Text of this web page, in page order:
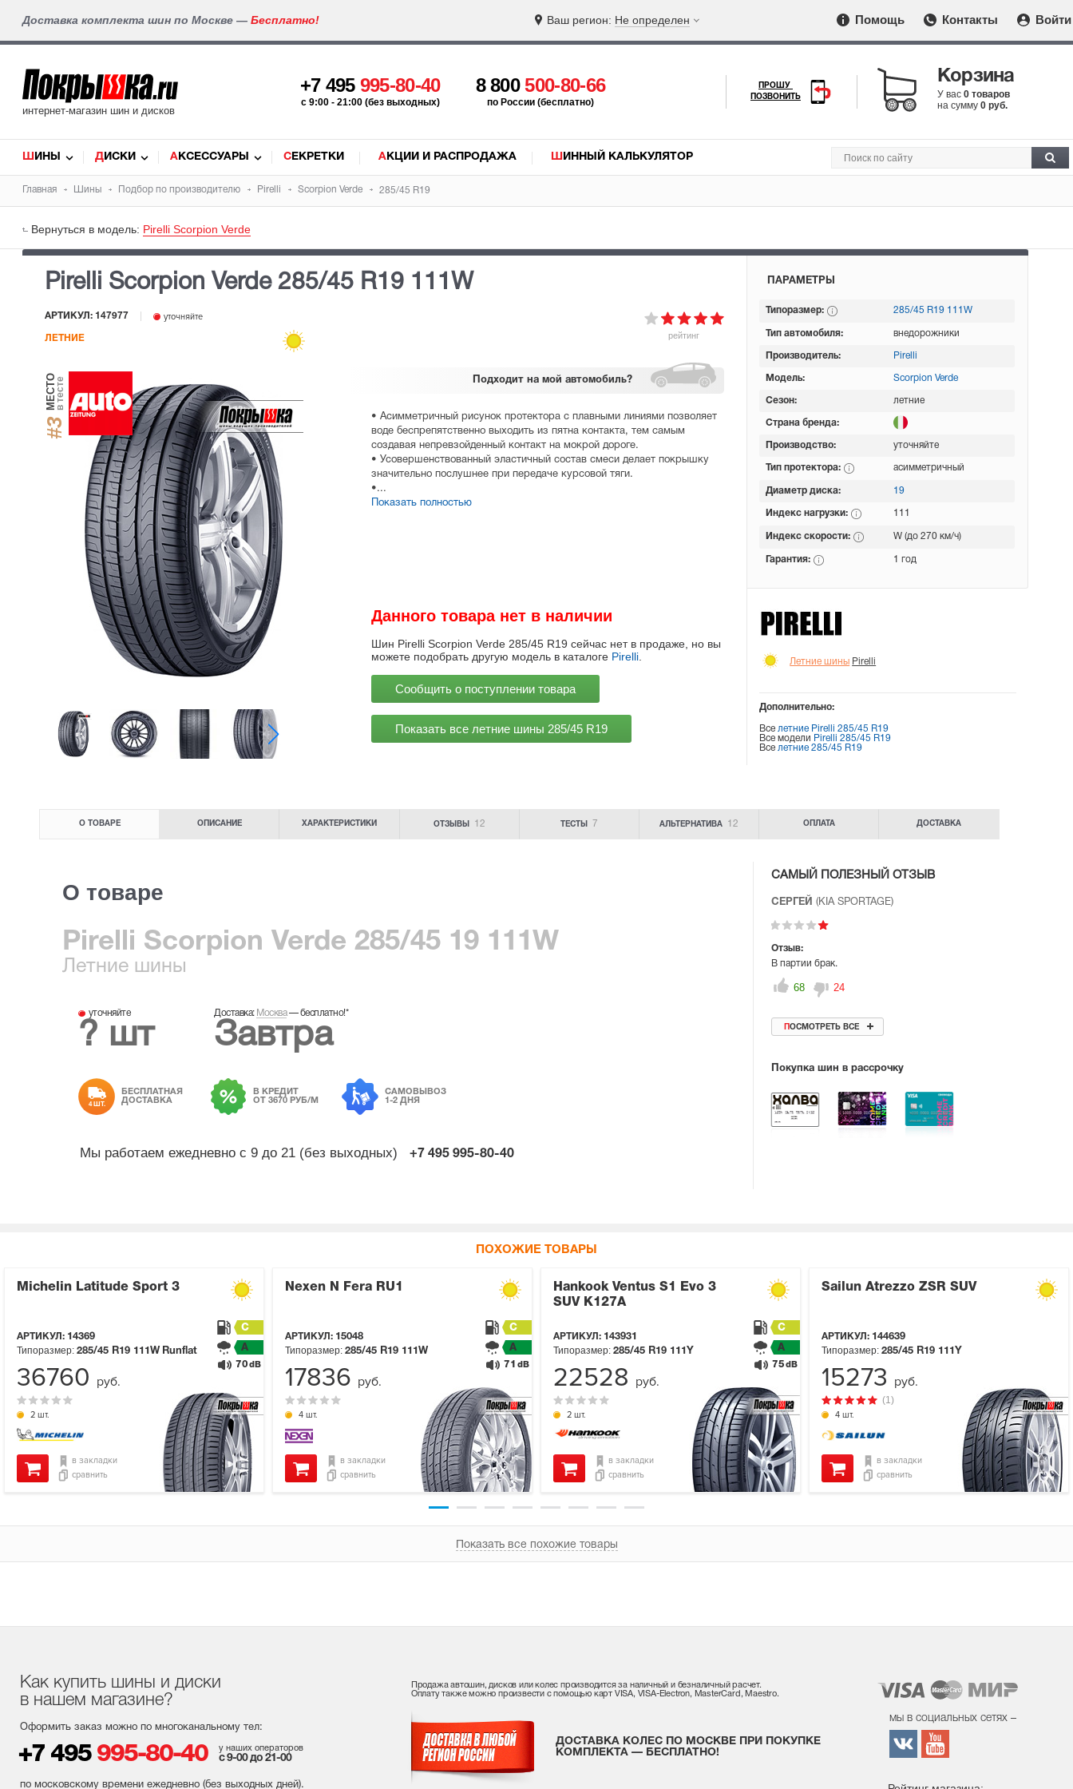
Доставка комплекта шин по Москве — Бесплатно! Ваш регион: Не определен Помощь Контакты Войти
интернет-магазин шин и дисков
+7 495 995-80-40
c 9:00 - 21:00 (без выходных)
8 800500-80-66
по России (бесплатно)
ПРОШУ
ПОЗВОНИТЬ
Корзина
У вас 0 товаров
на сумму 0 руб.
ШИНЫ ДИСКИ АКСЕССУАРЫ СЕКРЕТКИ АКЦИИ И РАСПРОДАЖА ШИННЫЙ КАЛЬКУЛЯТОР
Главная Шины Подбор по производителю Pirelli Scorpion Verde 285/45 R19
Вернуться в модель: Pirelli Scorpion Verde
Pirelli Scorpion Verde 285/45 R19 111W
рейтинг
АРТИКУЛ: 147977 уточняйте
ЛЕТНИЕ
#3
МЕСТОв тесте Подходит на мой автомобиль?
• Асимметричный рисунок протектора с плавными линиями позволяет
воде беспрепятственно выходить из пятна контакта, тем самым
создавая непревзойденный контакт на мокрой дороге.
• Усовершенствованный эластичный состав смеси делает покрышку
значительно послушнее при передаче курсовой тяги.
•...
Показать полностью
Данного товара нет в наличии
Шин Pirelli Scorpion Verde 285/45 R19 сейчас нет в продаже, но вы
можете подобрать другую модель в каталоге Pirelli.
Сообщить о поступлении товара
Показать все летние шины 285/45 R19
ПАРАМЕТРЫ
Типоразмер: 285/45 R19 111W
Тип автомобиля: внедорожники
Производитель: Pirelli
Модель: Scorpion Verde
Сезон: летние
Страна бренда:
Производство: уточняйте
Тип протектора: асимметричный
Диаметр диска: 19
Индекс нагрузки: 111
Индекс скорости: W (до 270 км/ч)
Гарантия: 1 год
Летние шины Pirelli
Дополнительно:
Все летние Pirelli 285/45 R19
Все модели Pirelli 285/45 R19
Все летние 285/45 R19
О ТОВАРЕ ОПИСАНИЕ ХАРАКТЕРИСТИКИ ОТЗЫВЫ 12 ТЕСТЫ 7 АЛЬТЕРНАТИВА 12 ОПЛАТА ДОСТАВКА
О товаре
Pirelli Scorpion Verde 285/45 19 111W
Летние шины
уточняйте
? шт
Доставка: Москва—бесплатно!*
Завтра
4 ШТ.
БЕСПЛАТНАЯ
ДОСТАВКА
В КРЕДИТ
ОТ 3670 РУБ/М
САМОВЫВОЗ
1-2 ДНЯ
Мы работаем ежедневно с 9 до 21 (без выходных) +7 495 995-80-40
САМЫЙ ПОЛЕЗНЫЙ ОТЗЫВ
СЕРГЕЙ (KIA SPORTAGE)
Отзыв:
В партии брак.
68 24
ПОСМОТРЕТЬ ВСЕ
Покупка шин в рассрочку
ПОХОЖИЕ ТОВАРЫ
Michelin Latitude Sport 3
АРТИКУЛ: 14369
2 шт.
Типоразмер: 285/45 R19 111W Runflat
C
A
70 dB
в закладки
сравнить
36760 руб.
Nexen N Fera RU1
АРТИКУЛ: 15048
4 шт.
Типоразмер: 285/45 R19 111W
C
A
71 dB
в закладки
сравнить
17836 руб.
Hankook Ventus S1 Evo 3
SUV K127A
АРТИКУЛ: 143931
2 шт.
Типоразмер: 285/45 R19 111Y
C
A
75 dB
в закладки
сравнить
22528 руб.
Sailun Atrezzo ZSR SUV
АРТИКУЛ: 144639
4 шт.
(1)
Типоразмер: 285/45 R19 111Y
в закладки
сравнить
15273 руб.
Показать все похожие товары
Как купить шины и диски
в нашем магазине?
Оформить заказ можно по многоканальному тел:
+7 495 995-80-40 у наших операторов
с 9-00 до 21-00
по московскому времени ежедневно (без выходных дней).
Продажа автошин, дисков или колес производится за наличный и безналичный расчет.
Оплату также можно произвести с помощью карт VISA, VISA-Electron, MasterCard, Maestro.
ДОСТАВКА КОЛЕС ПО МОСКВЕ ПРИ ПОКУПКЕ
КОМПЛЕКТА — БЕСПЛАТНО!
мы в социальных сетях –